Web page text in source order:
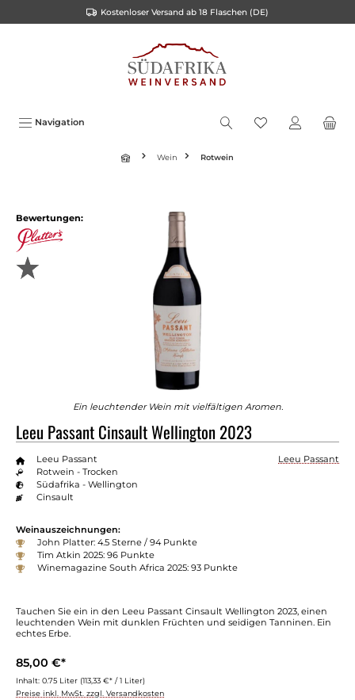
Kostenloser Versand ab 18 Flaschen (DE)
Navigation
Wein Rotwein
Bewertungen:
Ein leuchtender Wein mit vielfältigen Aromen.
Leeu Passant Cinsault Wellington 2023
Leeu Passant
Leeu Passant
Rotwein - Trocken
Südafrika - Wellington
Cinsault
Weinauszeichnungen:
John Platter: 4.5 Sterne / 94 Punkte
Tim Atkin 2025: 96 Punkte
Winemagazine South Africa 2025: 93 Punkte
Tauchen Sie ein in den Leeu Passant Cinsault Wellington 2023, einen
leuchtenden Wein mit dunklen Früchten und seidigen Tanninen. Ein
echtes Erbe.
85,00 €*
Inhalt: 0.75 Liter (113,33 €* / 1 Liter)
Preise inkl. MwSt. zzgl. Versandkosten